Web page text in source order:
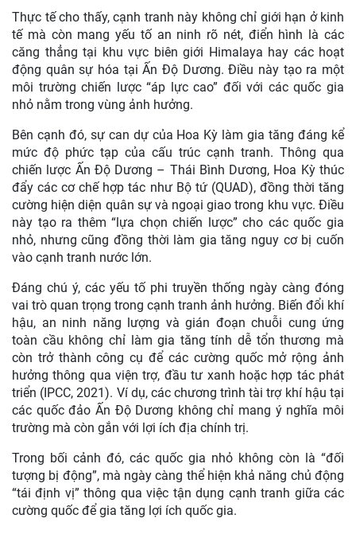
Thực tế cho thấy, cạnh tranh này không chỉ giới hạn ở kinh
tế mà còn mang yếu tố an ninh rõ nét, điển hình là các
căng thẳng tại khu vực biên giới Himalaya hay các hoạt
động quân sự hóa tại Ấn Độ Dương. Điều này tạo ra một
môi trường chiến lược “áp lực cao” đối với các quốc gia
nhỏ nằm trong vùng ảnh hưởng.
Bên cạnh đó, sự can dự của Hoa Kỳ làm gia tăng đáng kể
mức độ phức tạp của cấu trúc cạnh tranh. Thông qua
chiến lược Ấn Độ Dương – Thái Bình Dương, Hoa Kỳ thúc
đẩy các cơ chế hợp tác như Bộ tứ (QUAD), đồng thời tăng
cường hiện diện quân sự và ngoại giao trong khu vực. Điều
này tạo ra thêm “lựa chọn chiến lược” cho các quốc gia
nhỏ, nhưng cũng đồng thời làm gia tăng nguy cơ bị cuốn
vào cạnh tranh nước lớn.
Đáng chú ý, các yếu tố phi truyền thống ngày càng đóng
vai trò quan trọng trong cạnh tranh ảnh hưởng. Biến đổi khí
hậu, an ninh năng lượng và gián đoạn chuỗi cung ứng
toàn cầu không chỉ làm gia tăng tính dễ tổn thương mà
còn trở thành công cụ để các cường quốc mở rộng ảnh
hưởng thông qua viện trợ, đầu tư xanh hoặc hợp tác phát
triển (IPCC, 2021). Ví dụ, các chương trình tài trợ khí hậu tại
các quốc đảo Ấn Độ Dương không chỉ mang ý nghĩa môi
trường mà còn gắn với lợi ích địa chính trị.
Trong bối cảnh đó, các quốc gia nhỏ không còn là “đối
tượng bị động”, mà ngày càng thể hiện khả năng chủ động
“tái định vị” thông qua việc tận dụng cạnh tranh giữa các
cường quốc để gia tăng lợi ích quốc gia.